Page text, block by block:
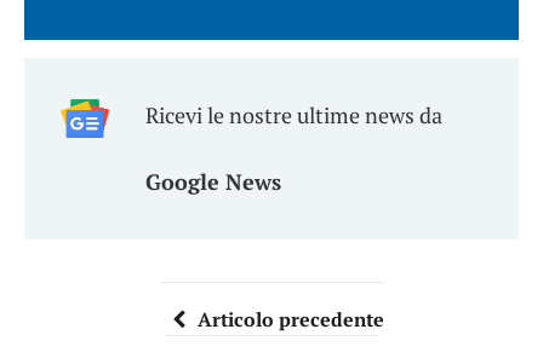
Ricevi le nostre ultime news da
Google News
Articolo precedente